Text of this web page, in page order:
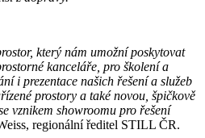
který nám umožní poskytovat
kanceláře, pro školení a
i prezentace našich řešení a služeb
prostory a také novou, špičkově
vznikem showroomu pro řešení
regionální ředitel STILL ČR.